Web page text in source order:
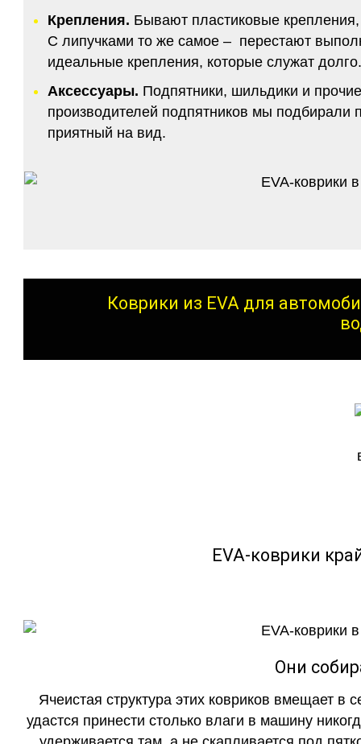
Крепления. Бывают пластиковые
С липучками то же самое – перестают
идеальные крепления, которые служат
Аксессуары. Подпятники, шильдики и
производителей подпятников мы подбирали
приятный на вид.
Коврики из EVA для
EVA-коврики
Они
Ячеистая структура этих ковриков вмещает в
удастся принести столько влаги в машину